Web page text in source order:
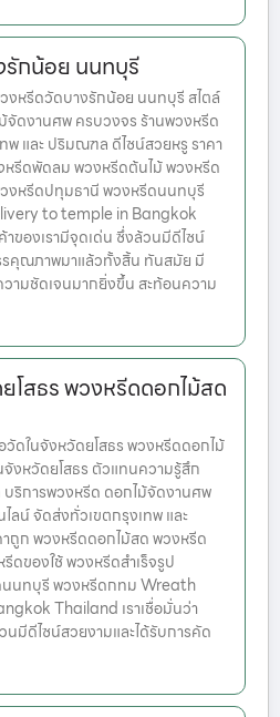
รักน้อย นนทบุรี
หรีดวัดบางรักน้อย นนทบุรี สไตล์
จัดงานศพ ครบวงจร ร้านพวงหรีด
พ และ ปริมณฑล ดีไซน์สวยหรู ราคา
รีดพัดลม พวงหรีดต้นไม้ พวงหรีด
วงหรีดปทุมธานี พวงหรีดนนทบุรี
to temple in Bangkok
ของเรามีจุดเด่น ซึ่งล้วนมีดีไซน์
รคุณภาพมาแล้วทั้งสิ้น ทันสมัย มี
ามชัดเจนมากยิ่งขึ้น สะท้อนความ
โสธร พวงหรีดดอกไม้สด
ดในจังหวัดยโสธร พวงหรีดดอกไม้
งหวัดยโสธร ตัวแทนความรู้สึก
บริการพวงหรีด ดอกไม้จัดงานศพ
ลน์ จัดส่งทั่วเขตกรุงเทพ และ
ถูก พวงหรีดดอกไม้สด พวงหรีด
ของใช้ พวงหรีดสำเร็จรูป
นทบุรี พวงหรีดกทม Wreath
Thailand เราเชื่อมั่นว่า
นมีดีไซน์สวยงามและได้รับการคัด